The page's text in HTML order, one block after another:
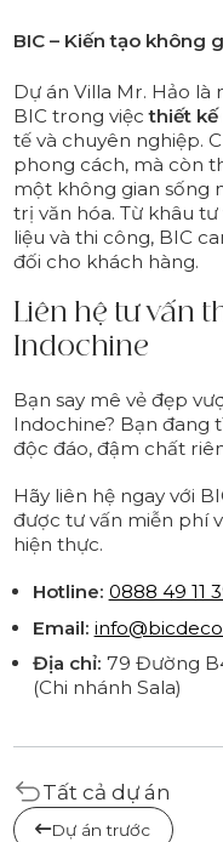
BIC – Kiến tạo không
Dự án Villa Mr. Hảo
BIC trong việcthiết
tế và chuyên nghiệp.
phong cách, mà còn
một không gian sống
trị văn hóa. Từ khâu
liệu và thi công, BIC
đối cho khách hàng.
Liên hệ tư vấn
Indochine
Bạn say mê vẻ đẹp
Indochine? Bạn đang
độc đáo, đậm chất
Hãy liên hệ ngay với
được tư vấn miễn phí
hiện thực.
Hotline: 0888 49 11
Email:
Địa chỉ: 79 Đường
(Chi nhánh Sala)
Tất cả dự án
Dự án trước